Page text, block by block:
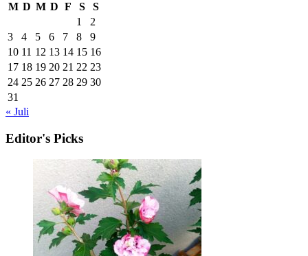
M D M D F S
S
1
2
3
4 5 6 7 8
9
10 11 12 13 14 15 16
17 18 19 20 21 22 23
24 25 26 27 28 29 30
31
« Juli
Editor's Picks